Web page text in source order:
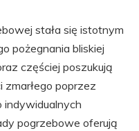
stała się istotnym
pożegnania bliskiej
częściej poszukują
poprzez
indywidualnych
pogrzebowe oferują